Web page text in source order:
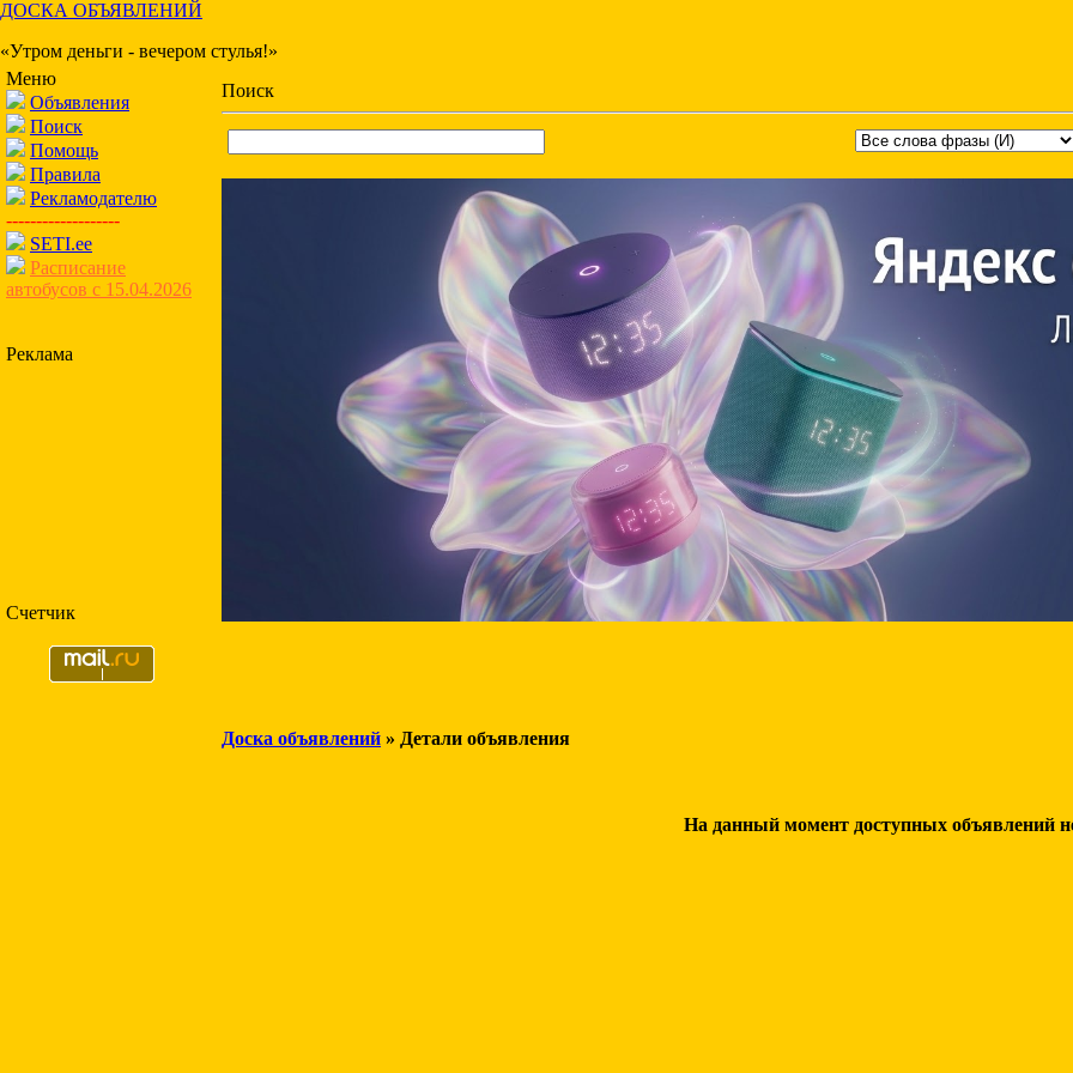
ДОСКА ОБЪЯВЛЕНИЙ
«Утром деньги - вечером стулья!»
Меню
Объявления
Поиск
Помощь
Правила
Рекламодателю
-------------------
SETI.ee
Расписание
автобусов с 15.04.2026
Реклама
Счетчик
Поиск
Доска объявлений » Детали объявления
На данный момент доступных объявлений